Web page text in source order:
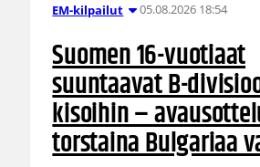
EM-kilpailut 05.08.2026 18:54
Suomen 16-vuotiaat
suuntaavat B-
kisoihin –
torstaina Bulgariaa